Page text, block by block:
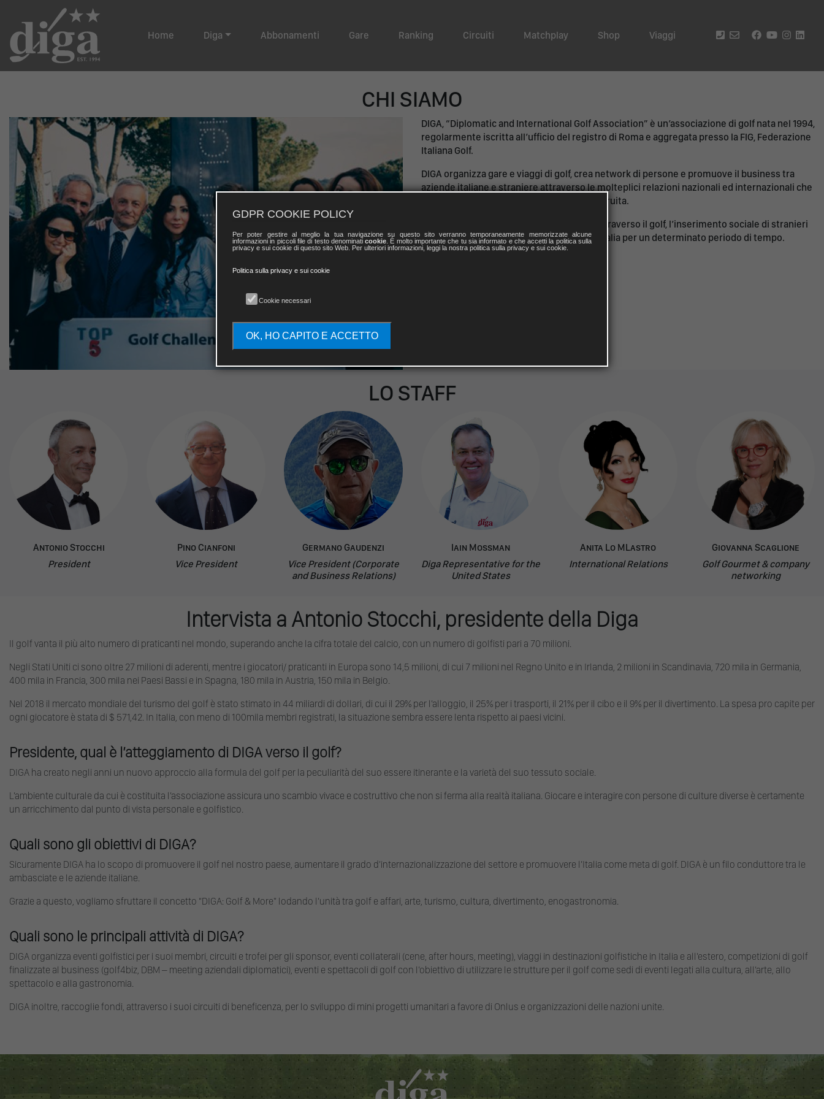
Home Diga Abbonamenti Gare Ranking Circuiti Matchplay Shop Viaggi
CHI SIAMO
DIGA, “Diplomatic and International Golf Association” è un’associazione di golf nata nel 1994,
regolarmente iscritta all’ufficio del registro di Roma e aggregata presso la FIG, Federazione
Italiana Golf.
DIGA organizza gare e viaggi di golf, crea network di persone e promuove il business tra
aziende italiane e straniere attraverso le molteplici relazioni nazionali ed internazionali che
nel corso di circa 25 anni di attività si è costruita.
Ha inoltre la singolare finalità di favorire, attraverso il golf, l’inserimento sociale di stranieri
che, per motivi professionali, risiedono in Italia per un determinato periodo di tempo.
LO STAFF
AntonioStocchi
President
PinoCianfoni
Vice President
Germano Gaudenzi
Vice President (Corporate
and Business Relations)
Iain Mossman
Diga Representative for the
United States
Anita Lo MLastro
International Relations
Giovanna Scaglione
Golf Gourmet & company
networking
Intervista a Antonio Stocchi, presidente della Diga
Il golf vanta il più alto numero di praticanti nel mondo, superando anche la cifra totale del calcio, con un numero di golfisti pari a 70 milioni.
Negli Stati Uniti ci sono oltre 27 milioni di aderenti, mentre i giocatori/ praticanti in Europa sono 14,5 milioni, di cui 7 milioni nel Regno Unito e in Irlanda, 2 milioni in Scandinavia, 720 mila in Germania,
400 mila in Francia, 300 mila nei Paesi Bassi e in Spagna, 180 mila in Austria, 150 mila in Belgio.
Nel 2018 il mercato mondiale del turismo del golf è stato stimato in 44 miliardi di dollari, di cui il 29% per l’alloggio, il 25% per i trasporti, il 21% per il cibo e il 9% per il divertimento. La spesa pro capite per
ogni giocatore è stata di $ 571,42. In Italia, con meno di 100mila membri registrati, la situazione sembra essere lenta rispetto ai paesi vicini.
Presidente, qual è l’atteggiamento di DIGA verso il golf?
DIGA ha creato negli anni un nuovo approccio alla formula del golf per la peculiarità del suo essere itinerante e la varietà del suo tessuto sociale.
L’ambiente culturale da cui è costituita l’associazione assicura uno scambio vivace e costruttivo che non si ferma alla realtà italiana. Giocare e interagire con persone di culture diverse è certamente
un arricchimento dal punto di vista personale e golfistico.
Quali sono gli obiettivi di DIGA?
Sicuramente DIGA ha lo scopo di promuovere il golf nel nostro paese, aumentare il grado d’internazionalizzazione del settore e promuovere l’Italia come meta di golf. DIGA è un filo conduttore tra le
ambasciate e le aziende italiane.
Grazie a questo, vogliamo sfruttare il concetto “DIGA: Golf & More” lodando l’unità tra golf e affari, arte, turismo, cultura, divertimento, enogastronomia.
Quali sono le principali attività di DIGA?
DIGA organizza eventi golfistici per i suoi membri, circuiti e trofei per gli sponsor, eventi collaterali (cene, after hours, meeting), viaggi in destinazioni golfistiche in Italia e all’estero, competizioni di golf
finalizzate al business (golf4biz, DBM – meeting aziendali diplomatici), eventi e spettacoli di golf con l’obiettivo di utilizzare le strutture per il golf come sedi di eventi legati alla cultura, all’arte, allo
spettacolo e alla gastronomia.
DIGA inoltre, raccoglie fondi, attraverso i suoi circuiti di beneficenza, per lo sviluppo di mini progetti umanitari a favore di Onlus e organizzazioni delle nazioni unite.
GDPR COOKIE POLICY
Per poter gestire al meglio la tua navigazione su questo sito verranno temporaneamente memorizzate alcune
informazioni in piccoli file di testo denominaticookie . È molto importante che tu sia informato e che accetti la politica sulla
privacy e sui cookie di questo sito Web. Per ulteriori informazioni, leggi la nostra politica sulla privacy e sui cookie.
Politica sulla privacy e sui cookie
Cookie necessari
OK, HO CAPITO E ACCETTO